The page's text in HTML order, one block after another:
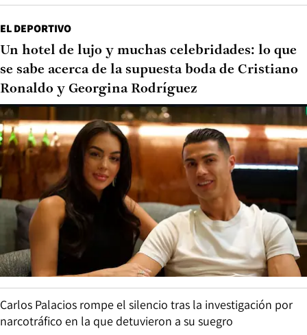
EL DEPORTIVO
Un hotel de lujo y muchas celebridades: lo que
se sabe acerca de la supuesta boda de Cristiano
Ronaldo y Georgina Rodríguez
Carlos Palacios rompe el silencio tras la investigación por
narcotráfico en la que detuvieron a su suegro